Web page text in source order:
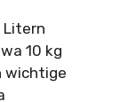
Litern
10 kg
wichtige